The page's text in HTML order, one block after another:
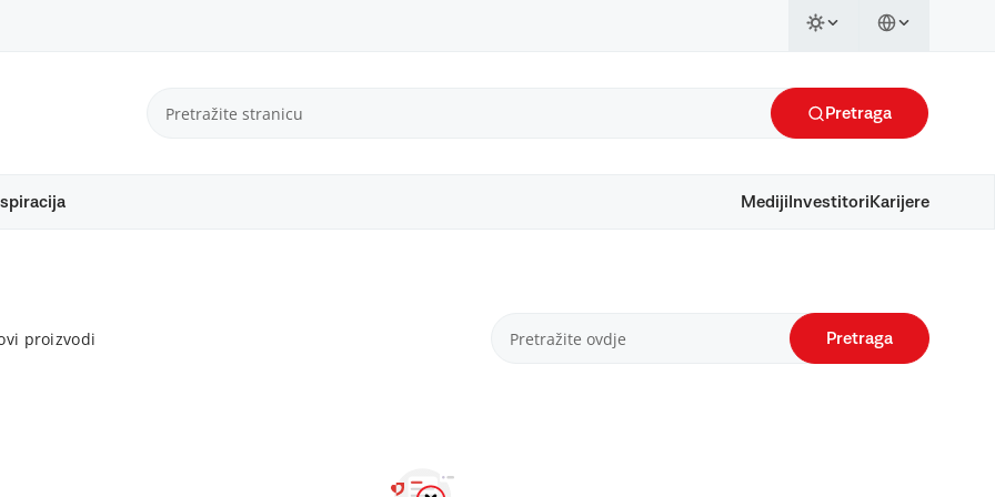
Pretraga
Mediji Investitori Karijere
proizvodi Pretraga